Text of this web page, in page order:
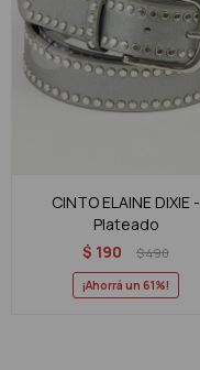
CINTO ELAINE DIXIE -
Plateado
$ 190 $490
61